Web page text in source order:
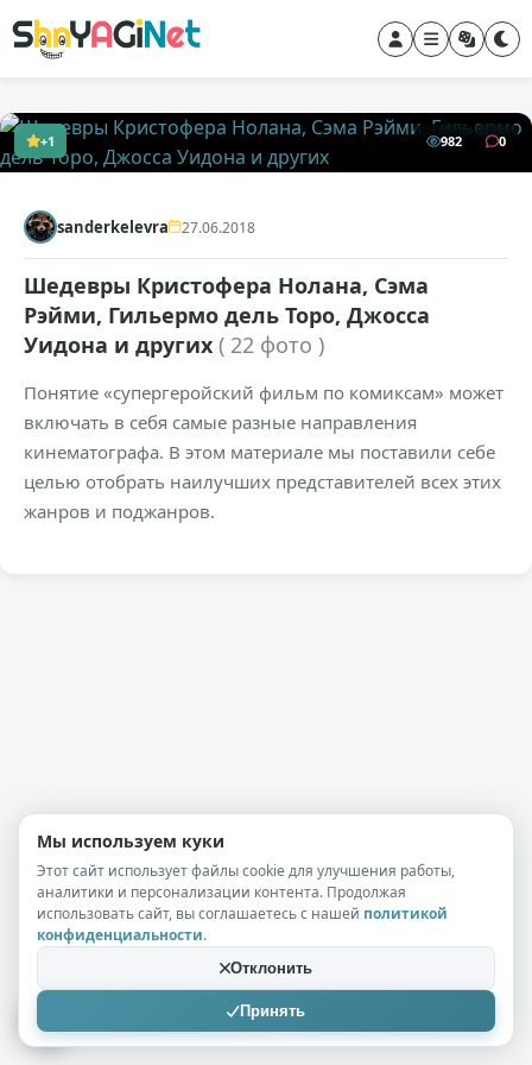
+1 982 0
sanderkelevra 27.06.2018
Шедевры Кристофера Нолана, Сэма
Рэйми, Гильермо дель Торо, Джосса
Уидона и других ( 22 фото )
Понятие «супергеройский фильм по комиксам» может
включать в себя самые разные направления
кинематографа. В этом материале мы поставили себе
целью отобрать наилучших представителей всех этих
жанров и поджанров.
Мы используем куки
Этот сайт использует файлы cookie для улучшения работы,
аналитики и персонализации контента. Продолжая
использовать сайт, вы соглашаетесь с нашей политикой
конфиденциальности.
Отклонить
Принять